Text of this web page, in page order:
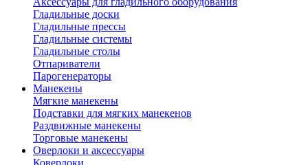
Гладильные доски
Гладильные прессы
Гладильные системы
Гладильные столы
Отпариватели
Парогенераторы
Манекены
Мягкие манекены
Подставки для мягких манекенов
Раздвижные манекены
Торговые манекены
Оверлоки и аксессуары
Коверлоки